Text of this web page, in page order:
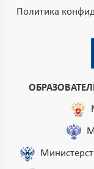
Политика